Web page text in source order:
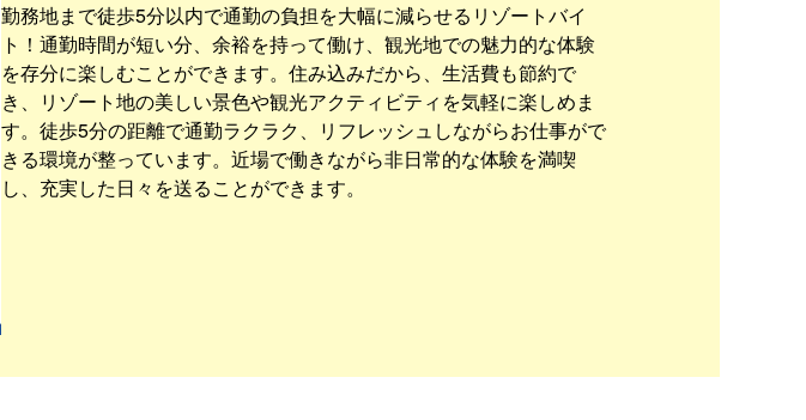
勤務地まで徒歩5分以内で通勤の負担を大幅に減らせるリゾートバイ
ト！通勤時間が短い分、余裕を持って働け、観光地での魅力的な体験
を存分に楽しむことができます。住み込みだから、生活費も節約で
き、リゾート地の美しい景色や観光アクティビティを気軽に楽しめま
す。徒歩5分の距離で通勤ラクラク、リフレッシュしながらお仕事がで
きる環境が整っています。近場で働きながら非日常的な体験を満喫
し、充実した日々を送ることができます。